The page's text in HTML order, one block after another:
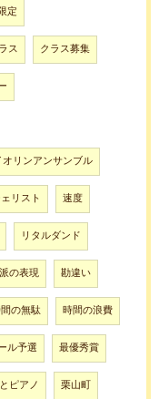
定
ス クラス募集
オリンアンサンブル
リスト 速度
リタルダンド
の表現 勘違い
の無駄 時間の浪費
ル予選 最優秀賞
ピアノ 栗山町